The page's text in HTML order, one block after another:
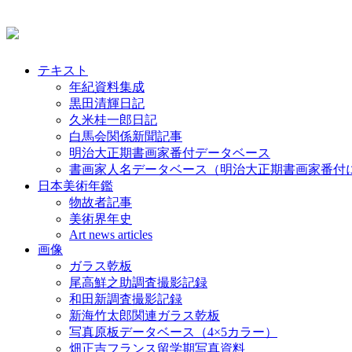
テキスト
年紀資料集成
黒田清輝日記
久米桂一郎日記
白馬会関係新聞記事
明治大正期書画家番付データベース
書画家人名データベース（明治大正期書画家番付
日本美術年鑑
物故者記事
美術界年史
Art news articles
画像
ガラス乾板
尾高鮮之助調査撮影記録
和田新調査撮影記録
新海竹太郎関連ガラス乾板
写真原板データベース（4×5カラー）
畑正吉フランス留学期写真資料